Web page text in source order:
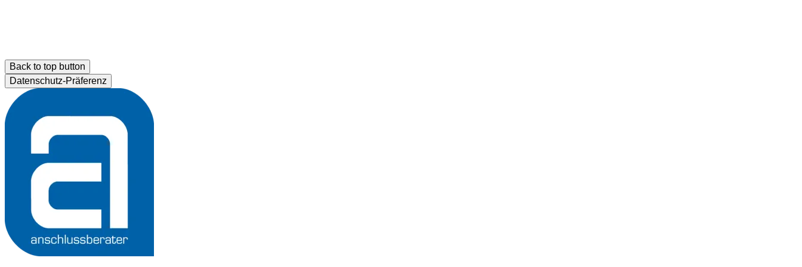
Back to top button
Datenschutz-Präferenz